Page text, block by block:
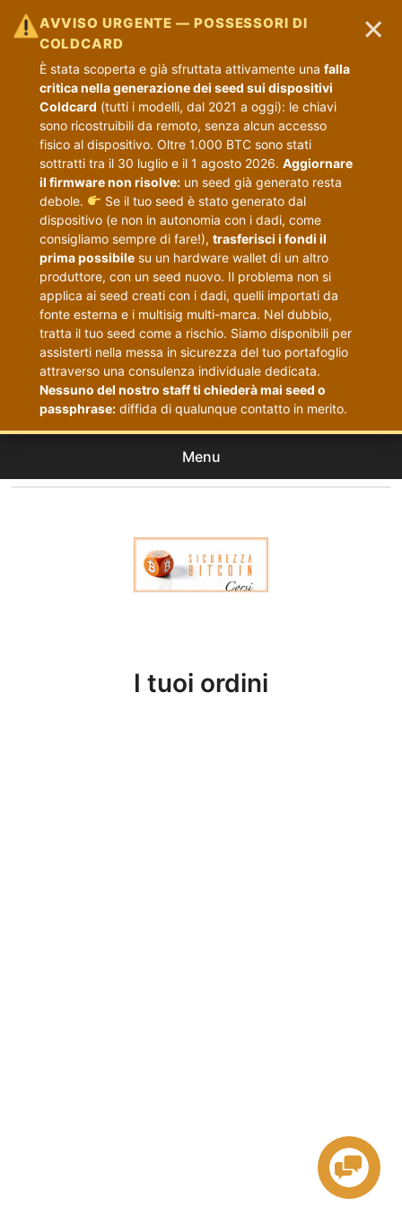
AVVISO URGENTE — POSSESSORI DI
COLDCARD
È stata scoperta e già sfruttata attivamente una falla
critica nella generazione dei seed sui dispositivi
Coldcard (tutti i modelli, dal 2021 a oggi): le chiavi
sono ricostruibili da remoto, senza alcun accesso
fisico al dispositivo. Oltre 1.000 BTC sono stati
sottratti tra il 30 luglio e il 1 agosto 2026. Aggiornare
il firmware non risolve:un seed già generato resta
debole.
Se il tuo seed è stato generato dal
dispositivo (e non in autonomia con i dadi, come
consigliamo sempre di fare!), trasferisci i fondi il
prima possibilesu un hardware wallet di un altro
produttore, con un seed nuovo. Il problema non si
applica ai seed creati con i dadi, quelli importati da
fonte esterna e i multisig multi-marca. Nel dubbio,
tratta il tuo seed come a rischio. Siamo disponibili per
assisterti nella messa in sicurezza del tuo portafoglio
attraverso una consulenza individuale dedicata.
Nessuno del nostro staff ti chiederà mai seed o
passphrase:diffida di qualunque contatto in merito.
×
Menu
I tuoi ordini